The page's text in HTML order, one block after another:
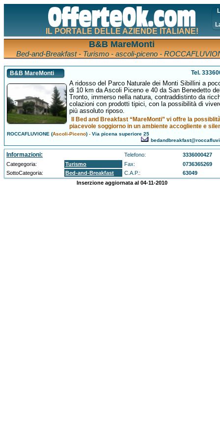
IL PORTALE DELLE AZIENDE ITALIANE!
B&B MareMonti
Bed-and-Breakfast - Turismo - ascoli-piceno -
B&B MareMonti Tel.
A ridosso del Parco Naturale dei Monti Sibillini a
di 10 km da Ascoli Piceno e 40 da San Benedetto
Tronto, immerso nella natura, contraddistinto da
colazioni con prodotti tipici, con la possibilità di
più assoluto riposo.
Il Bed and Breakfast “MareMonti” vi offre la
piacevole soggiorno in un ambiente accogliente e
ROCCAFLUVIONE (Ascoli-Piceno) -Via picena superiore 25
Informazioni: Telefono:
3336000427
Categegoria:
Turismo Fax:
0736365269
SottoCategoria:
Bed-and-Breakfast C.A.P.:
63049
Inserzione aggiornata al 04-11-2010